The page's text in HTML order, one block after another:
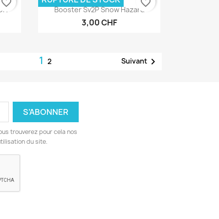
Aperçu rapide
Booster Sv2P Snow Hazard
3,00 CHF
1 2 Suivant
trouverez pour cela nos
du site.